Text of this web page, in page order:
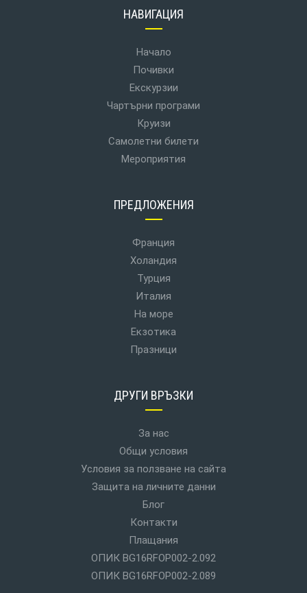
НАВИГАЦИЯ
Начало
Почивки
Екскурзии
Чартърни програми
Круизи
Самолетни билети
Мероприятия
ПРЕДЛОЖЕНИЯ
Франция
Холандия
Турция
Италия
На море
Екзотика
Празници
ДРУГИ ВРЪЗКИ
За нас
Общи условия
Условия за ползване на сайта
Защита на личните данни
Блог
Контакти
Плащания
ОПИК BG16RFOP002-2.092
ОПИК BG16RFOP002-2.089